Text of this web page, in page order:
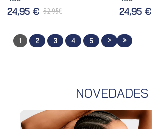
24,95 € 32,95€ 24,95 €
1 2 3 4 5 > »
NOVEDADES